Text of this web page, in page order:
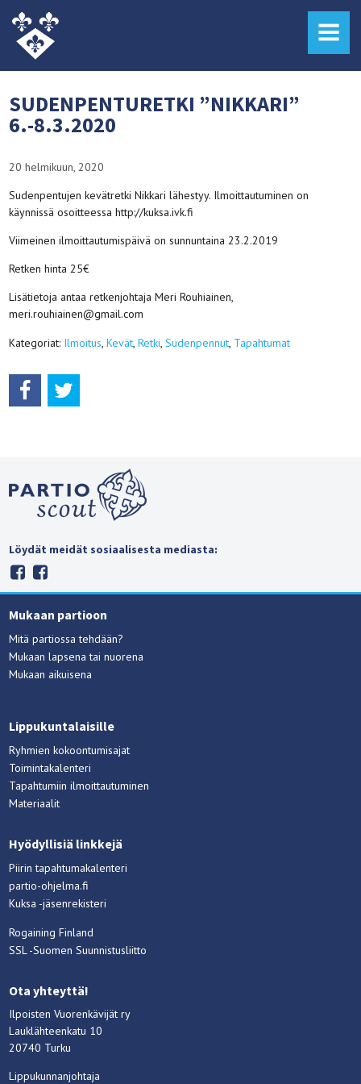
MENU
SUDENPENTURETKI ”NIKKARI”
6.-8.3.2020
20 helmikuun, 2020
Sudenpentujen kevätretki Nikkari lähestyy. Ilmoittautuminen on
käynnissä osoitteessa http://kuksa.ivk.fi
Viimeinen ilmoittautumispäivä on sunnuntaina 23.2.2019
Retken hinta 25€
Lisätietoja antaa retkenjohtaja Meri Rouhiainen,
meri.rouhiainen@gmail.com
Kategoriat: Ilmoitus,Kevät,Retki,Sudenpennut, Tapahtumat
Löydät meidät sosiaalisesta mediasta:
Mukaan partioon
Mitä partiossa tehdään?
Mukaan lapsena tai nuorena
Mukaan aikuisena
Lippukuntalaisille
Ryhmien kokoontumisajat
Toimintakalenteri
Tapahtumiin ilmoittautuminen
Materiaalit
Hyödyllisiä linkkejä
Piirin tapahtumakalenteri
partio-ohjelma.fi
Kuksa -jäsenrekisteri
Rogaining Finland
SSL -Suomen Suunnistusliitto
Ota yhteyttä!
Ilpoisten Vuorenkävijät ry
Lauklähteenkatu 10
20740 Turku
Lippukunnanjohtaja